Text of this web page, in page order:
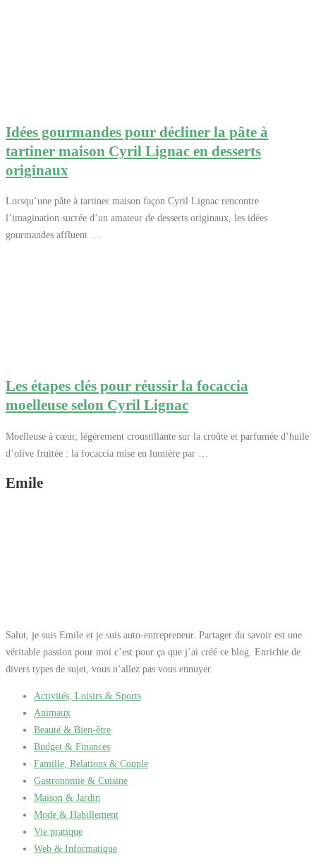
Idées gourmandes pour décliner la pâte à
tartiner maison Cyril Lignac en desserts
originaux
Lorsqu’une pâte à tartiner maison façon Cyril Lignac rencontre
l’imagination sucrée d’un amateur de desserts originaux, les idées
gourmandes affluent …
Les étapes clés pour réussir la focaccia
moelleuse selon Cyril Lignac
Moelleuse à cœur, légèrement croustillante sur la croûte et parfumée d’huile
d’olive fruitée : la focaccia mise en lumière par …
Emile
Salut, je suis Emile et je suis auto-entrepreneur. Partager du savoir est une
véritable passion pour moi c’est pour ça que j’ai créé ce blog. Enrichie de
divers types de sujet, vous n’allez pas vous ennuyer.
Activités, Loisirs & Sports
Animaux
Beauté & Bien-être
Budget & Finances
Famille, Relations & Couple
Gastronomie & Cuisine
Maison & Jardin
Mode & Habillement
Vie pratique
Web & Informatique